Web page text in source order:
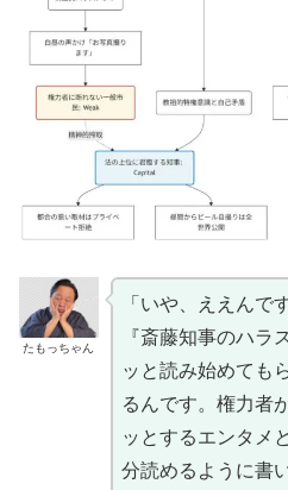
たもっちゃん
「いや、ええんで
『斎藤知事のハラ
ッと読み始めても
るんです。権力者
ッとするエンタメ
分読めるように書